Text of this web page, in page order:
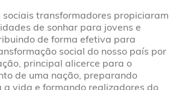
sociais transformadores propiciaram
de sonhar para jovens e
de forma efetiva para
social do nosso país por
principal alicerce para o
de uma nação, preparando
vida e formando realizadores do